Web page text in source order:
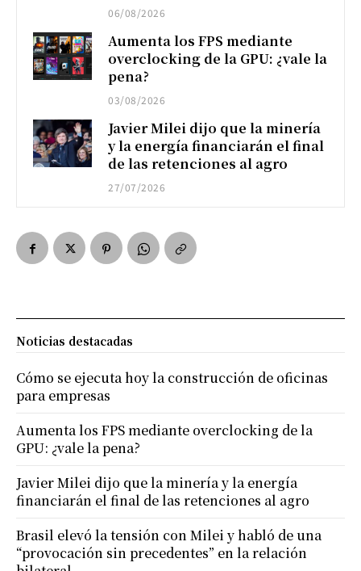
06/08/2026
Aumenta los FPS mediante
overclocking de la GPU: ¿vale la
pena?
03/08/2026
Javier Milei dijo que la minería
y la energía financiarán el final
de las retenciones al agro
27/07/2026
Noticias destacadas
Cómo se ejecuta hoy la construcción de oficinas
para empresas
Aumenta los FPS mediante overclocking de la
GPU: ¿vale la pena?
Javier Milei dijo que la minería y la energía
financiarán el final de las retenciones al agro
Brasil elevó la tensión con Milei y habló de una
“provocación sin precedentes” en la relación